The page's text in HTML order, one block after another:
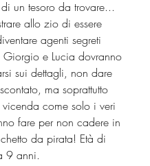
un tesoro da trovare...
allo zio di essere
agenti segreti
e Lucia dovranno
sui dettagli, non dare
ma soprattutto
come solo i veri
fare per non cadere in
da pirata! Età di
9 anni.